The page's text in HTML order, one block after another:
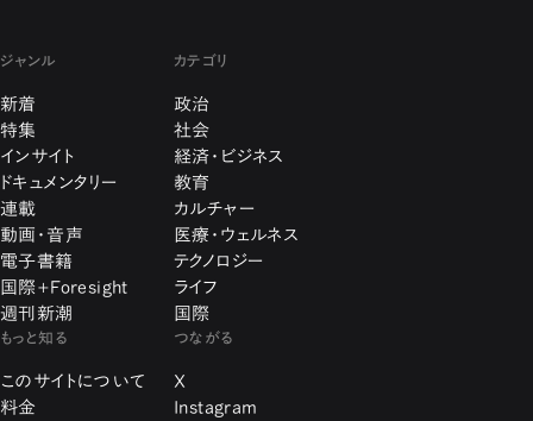
ジャンル
新着
特集
インサイト
ドキュメンタリー
連載
動画・音声
電子書籍
国際+Foresight
週刊新潮
カテゴリ
政治
社会
経済・ビジネス
教育
カルチャー
医療・ウェルネス
テクノロジー
ライフ
国際
もっと知る
このサイトについて
料金
つながる
X
Instagram